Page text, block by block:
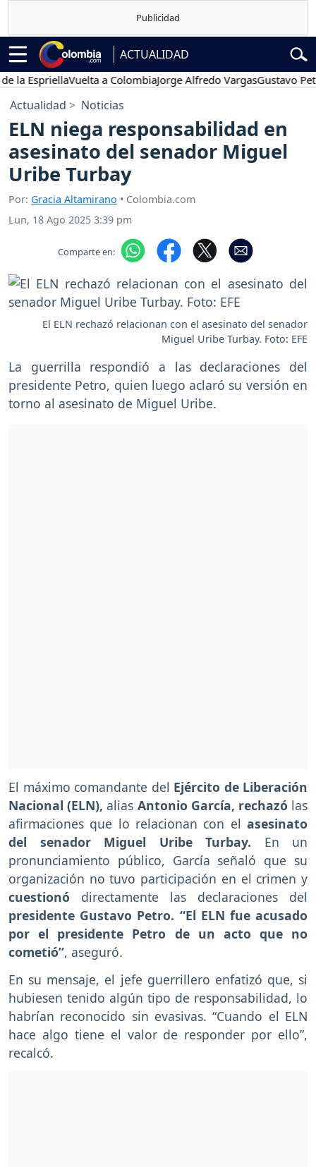
ACTUALIDAD
Vuelta a ColombiaJorge Alfredo VargasGustavo Petro
Actualidad Noticias
ELN niega responsabilidad en
asesinato del senador Miguel
Uribe Turbay
Por: Gracia Altamirano • Colombia.com
Lun, 18 Ago 2025 3:39 pm
Comparte en:
El ELN rechazó relacionan con el asesinato del senador
Miguel Uribe Turbay. Foto: EFE
La guerrilla respondió a las declaraciones del
presidente Petro, quien luego aclaró su versión en
torno al asesinato de Miguel Uribe.
El máximo comandante del Ejército de Liberación
Nacional (ELN), alias Antonio García, rechazó las
afirmaciones que lo relacionan con el asesinato
del senador Miguel Uribe Turbay. En un
pronunciamiento público, García señaló que su
organización no tuvo participación en el crimen y
cuestionó directamente las declaraciones del
presidente Gustavo Petro. “El ELN fue acusado
por el presidente Petro de un acto que no
cometió”, aseguró.
En su mensaje, el jefe guerrillero enfatizó que, si
hubiesen tenido algún tipo de responsabilidad, lo
habrían reconocido sin evasivas. “Cuando el ELN
hace algo tiene el valor de responder por ello”,
recalcó.